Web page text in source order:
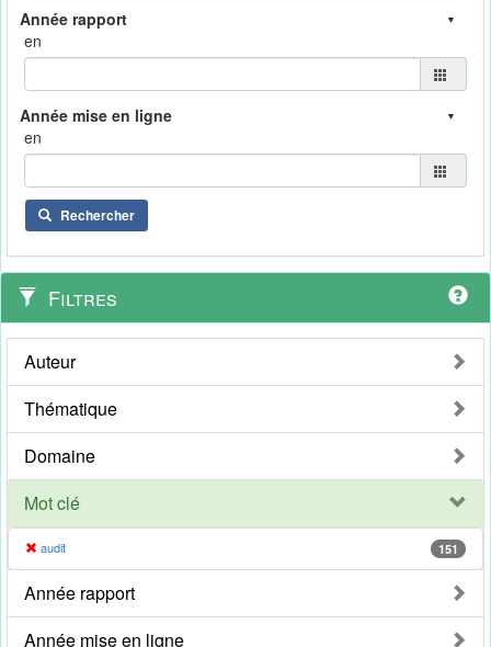
en
en
Rechercher
Filtres
Auteur
Thématique
Domaine
Mot clé
audit 151
Année rapport
Année mise en ligne